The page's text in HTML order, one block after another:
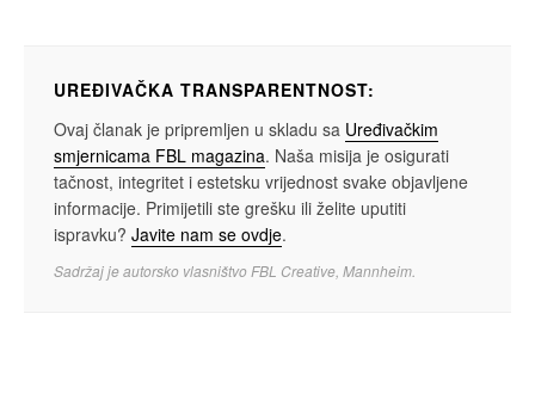
UREĐIVAČKA TRANSPARENTNOST:
Ovaj članak je pripremljen u skladu sa Uređivačkim
smjernicama FBL magazina. Naša misija je osigurati
tačnost, integritet i estetsku vrijednost svake objavljene
informacije. Primijetili ste grešku ili želite uputiti
ispravku? Javite nam se ovdje.
Sadržaj je autorsko vlasništvo FBL Creative, Mannheim.